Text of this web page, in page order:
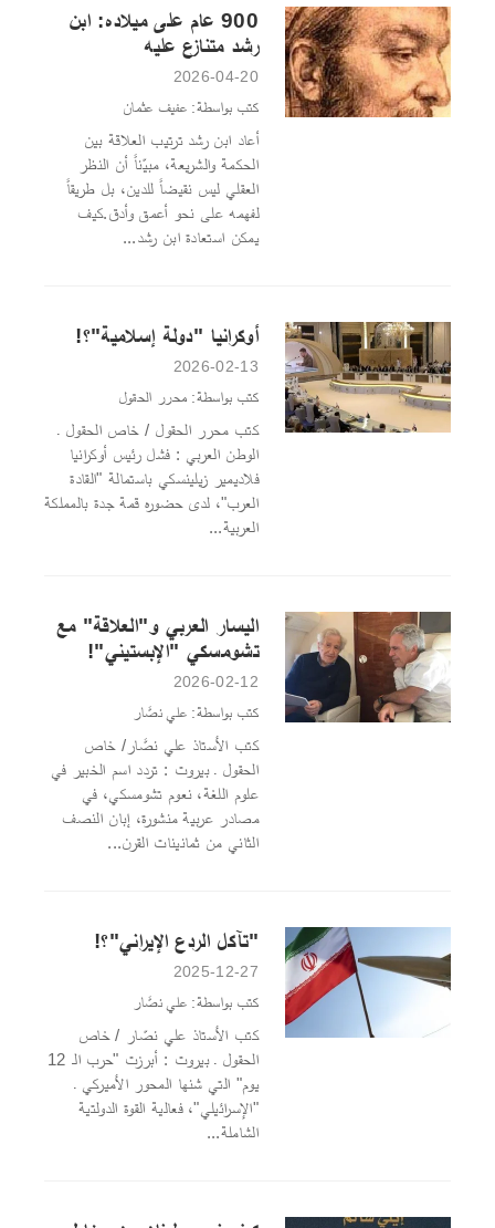
900 عام على ميلاده: ابن
رشد متنازع عليه
2026-04-20
كتب بواسطة: عفيف عثمان
أعاد ابن رشد ترتيب العلاقة بين
الحكمة والشريعة، مبيّناً أن النظر
العقلي ليس نقيضاً للدين، بل طريقاً
لفهمه على نحو أعمق وأدق.كيف
يمكن استعادة ابن رشد...
أوكرانيا "دولة إسلامية"؟!
2026-02-13
كتب بواسطة: محرر الحقول
كتب محرر الحقول / خاص الحقول ـ
الوطن العربي : فشل رئيس أوكرانيا
فلاديمير زيلينسكي باستمالة "القادة
العرب"، لدى حضوره قمة جدة بالمملكة
العربية...
اليسار العربي و"العلاقة" مع
تشومسكي "الإبستيني"!
2026-02-12
كتب بواسطة: علي نصَّار
كتب الأستاذ علي نصَّار/ خاص
الحقول ـ بيروت : تردد اسم الخبير في
علوم اللغة، نعوم تشومسكي، في
مصادر عربية منشورة، إبان النصف
الثاني من ثمانينات القرن...
"تآكل الردع الإيراني"؟!
2025-12-27
كتب بواسطة: علي نصَّار
كتب الأستاذ علي نصّار / خاص
الحقول ـ بيروت : أبرزت "حرب الـ 12
يوم" التي شنها المحور الأميركي ـ
"الإسرائيلي"، فعالية القوة الدولتية
الشاملة...